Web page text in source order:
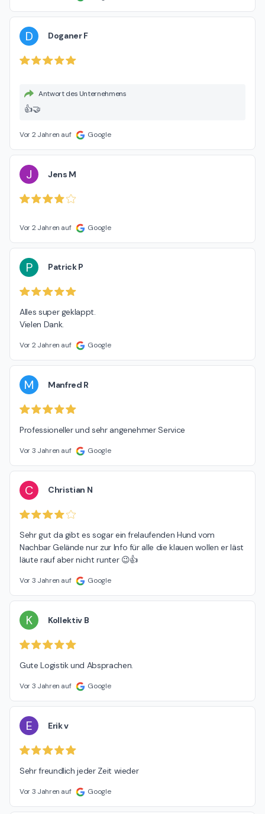
D Doganer F
Antwort des Unternehmens
👍🤝
Vor 2 Jahren auf Google
J Jens M
Vor 2 Jahren auf Google
P Patrick P
Alles super geklappt.
Vielen Dank.
Vor 2 Jahren auf Google
M Manfred R
Professioneller und sehr angenehmer Service
Vor 3 Jahren auf Google
C Christian N
Sehr gut da gibt es sogar ein frelaufenden Hund vom
Nachbar Gelände nur zur Info für alle die klauen wollen er läst
läute rauf aber nicht runter 😉👍
Vor 3 Jahren auf Google
K Kollektiv B
Gute Logistik und Absprachen.
Vor 3 Jahren auf Google
E Erik v
Sehr freundlich jeder Zeit wieder
Vor 3 Jahren auf Google